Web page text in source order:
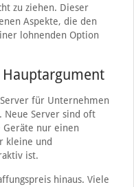
zu ziehen. Dieser
Aspekte, die den
lohnenden Option
Hauptargument
für Unternehmen
Neue Server sind oft
nur einen
kleine und
ist.
hinaus. Viele